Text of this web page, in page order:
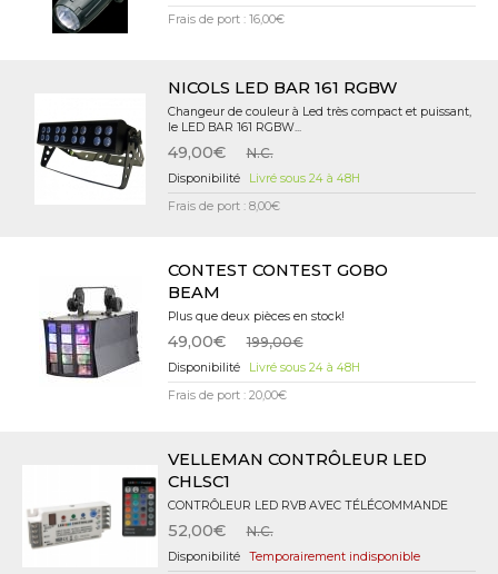
Frais de port : 16,00€
NICOLS LED BAR 161 RGBW
Changeur de couleur à Led très compact et puissant,
le LED BAR 161 RGBW...
49,00€ N.C.
Livré sous 24 à 48H
Frais de port : 8,00€
CONTEST CONTEST GOBO
BEAM
Plus que deux pièces en stock!
49,00€ 199,00€
Livré sous 24 à 48H
Frais de port : 20,00€
VELLEMAN CONTRÔLEUR LED
CHLSC1
CONTRÔLEUR LED RVB AVEC TÉLÉCOMMANDE
52,00€ N.C.
Temporairement indisponible